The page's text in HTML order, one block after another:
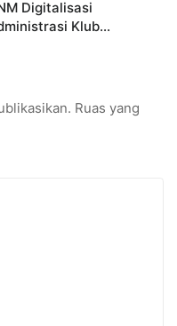
Digitalisasi
Klub
Ruas yang